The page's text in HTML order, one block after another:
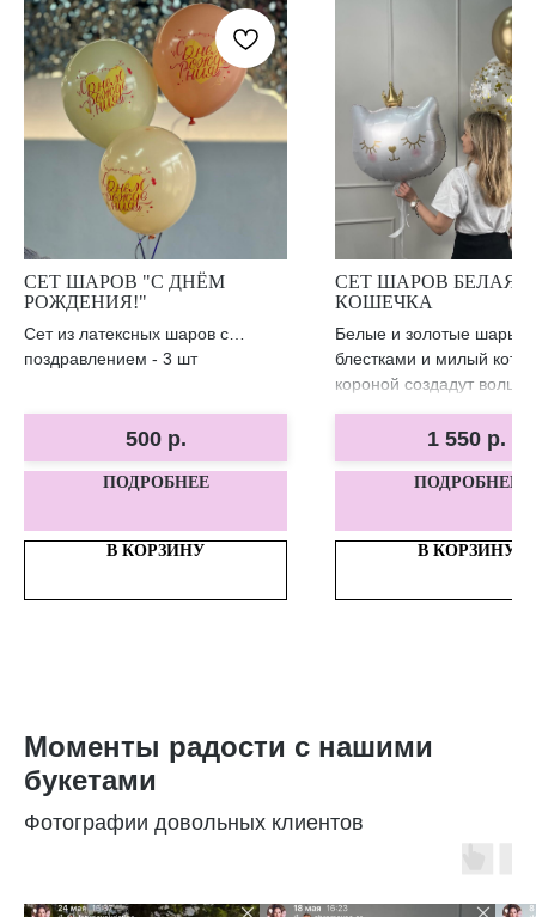
СЕТ ШАРОВ "С ДНЁМ
РОЖДЕНИЯ!"
Сет из латексных шаров с
поздравлением - 3 шт
500 р.
ПОДРОБНЕЕ
В КОРЗИНУ
СЕТ ШАРОВ БЕЛАЯ
КОШЕЧКА
Белые и золотые шары с
блестками и милый
короной создадут
атмосферу.
1 550 р.
ПОДРОБНЕЕ
В КОРЗИНУ
Моменты радости с нашими
букетами
Фотографии довольных клиентов